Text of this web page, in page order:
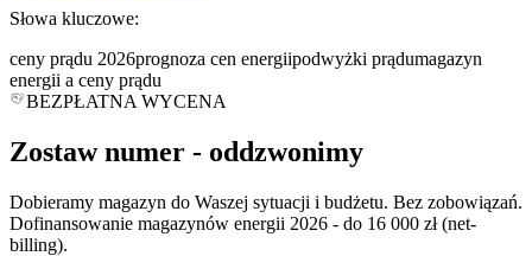
Słowa kluczowe:
ceny prądu 2026prognoza cen energiipodwyżki prądumagazyn
energii a ceny prądu
BEZPŁATNA WYCENA
Zostaw numer - oddzwonimy
Dobieramy magazyn do Waszej sytuacji i budżetu. Bez zobowiązań.
Dofinansowanie magazynów energii 2026 - do 16 000 zł (net-
billing).